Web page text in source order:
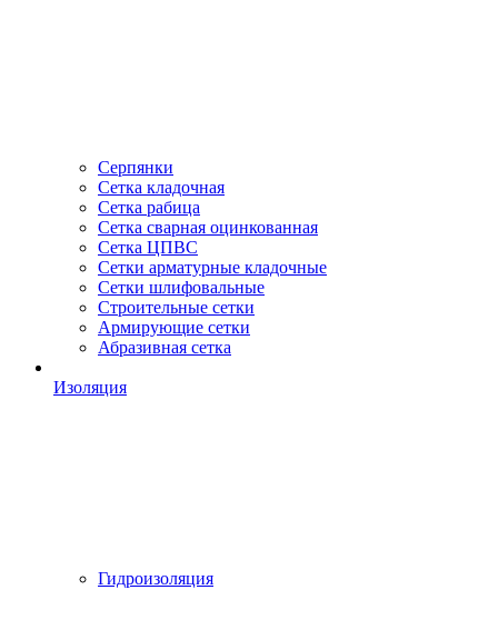
Серпянки
Сетка кладочная
Сетка рабица
Сетка сварная оцинкованная
Сетка ЦПВС
Сетки арматурные кладочные
Сетки шлифовальные
Строительные сетки
Армирующие сетки
Абразивная сетка
Изоляция
Гидроизоляция